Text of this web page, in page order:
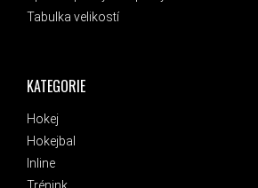
KATEGORIE
Hokej
Hokejbal
Inline
Tabulka velikostí